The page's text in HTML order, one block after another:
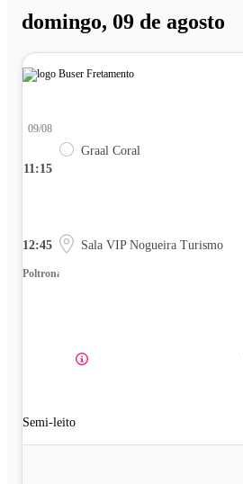
domingo, 09 de agosto
11:15
09/08
Graal Coral
12:45 Sala VIP Nogueira Turismo
Poltrona
Semi-leito